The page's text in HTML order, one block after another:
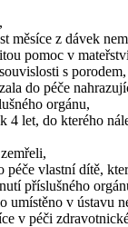
měsíce z dávek
pomoc v
s porodem,
do péče
orgánu,
4 let, do kterého
péče vlastní dítě,
příslušného
umístěno v ústavu
v péči